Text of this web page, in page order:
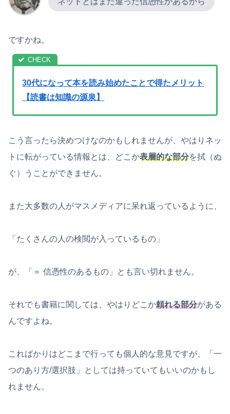
ですかね。
30代になって本を読み始めたことで得たメリット
【読書は知識の源泉】
こう言ったら決めつけなのかもしれませんが、やはりネッ
トに転がっている情報とは、どこか表層的な部分を拭（ぬ
ぐ）うことができません。
また大多数の人がマスメディアに呆れ返っているように、
「たくさんの人の検閲が入っているもの」
が、「＝ 信憑性のあるもの」とも言い切れません。
それでも書籍に関しては、やはりどこか頼れる部分がある
んですよね。
こればかりはどこまで行っても個人的な意見ですが、「一
つのあり方/選択肢」としては持っていてもいいのかもし
れません。